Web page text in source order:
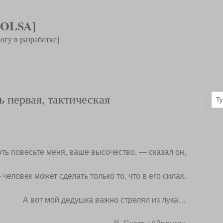
в разработке]
первая, тактическая
повесьте меня, ваше высочество, — сказал он,
может сделать только то, что в его силах.
А вот мой дедушка важно стрелял из лука…